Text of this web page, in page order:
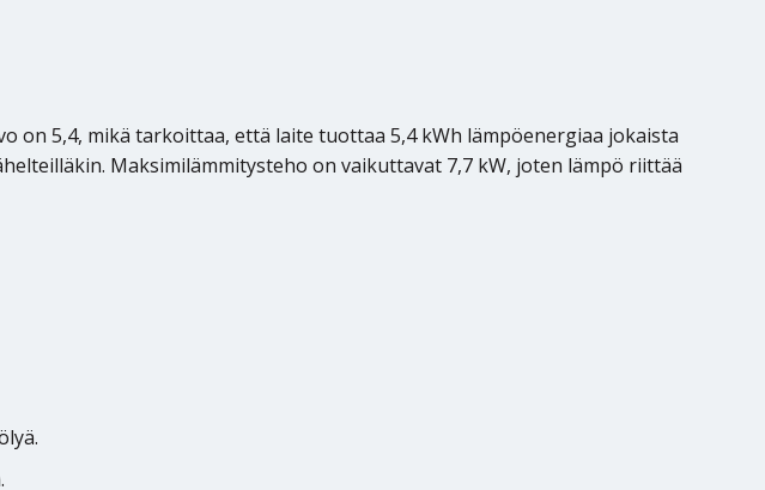
on 5,4, mikä tarkoittaa, että laite tuottaa 5,4 kWh lämpöenergiaa jokaista
Maksimilämmitysteho on vaikuttavat 7,7 kW, joten lämpö riittää